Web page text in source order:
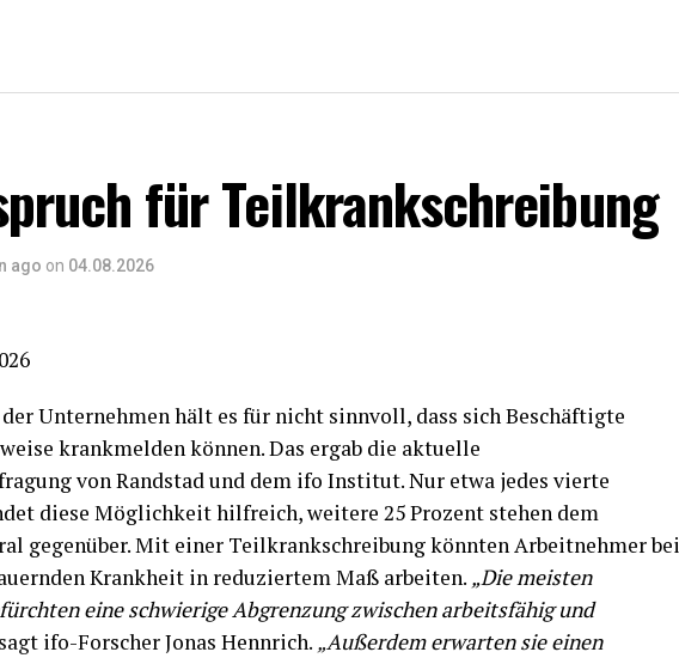
für Teilkrankschreibung
ago on 04.08.2026
Unternehmen hält es für nicht sinnvoll, dass sich Beschäftigte
krankmelden können. Das ergab die aktuelle
von Randstad und dem ifo Institut. Nur etwa jedes vierte
diese Möglichkeit hilfreich, weitere 25 Prozent stehen dem
gegenüber. Mit einer Teilkrankschreibung könnten Arbeitnehmer bei
Krankheit in reduziertem Maß arbeiten. „Die meisten
eine schwierige Abgrenzung zwischen arbeitsfähig und
ifo-Forscher Jonas Hennrich. „Außerdem erwarten sie einen